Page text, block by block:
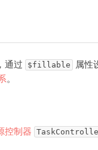
通过 $fillable 属性
。
控制器